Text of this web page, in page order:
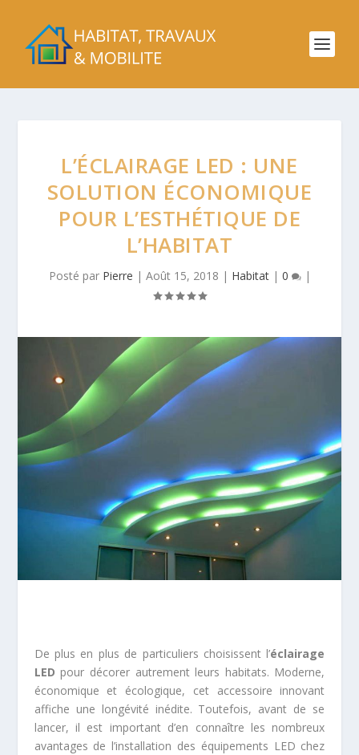
L’ÉCLAIRAGE LED : UNE
SOLUTION ÉCONOMIQUE
POUR L’ESTHÉTIQUE DE
L’HABITAT
Posté par Pierre | Août 15, 2018 | Habitat| 0 |
De plus en plus de particuliers choisissent l’éclairage
LED pour décorer autrement leurs habitats. Moderne,
économique et écologique, cet accessoire innovant
affiche une longévité inédite. Toutefois, avant de se
lancer, il est important d’en connaître les nombreux
avantages de l’installation des équipements LED chez